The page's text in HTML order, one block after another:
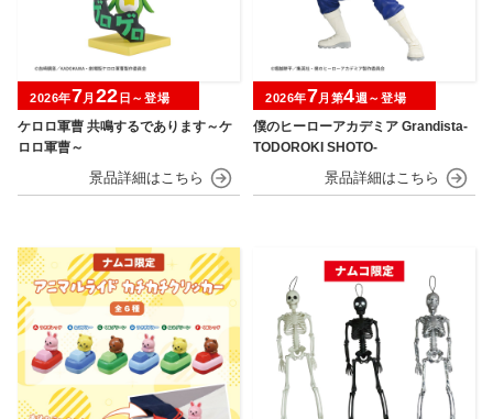
ケロロ軍曹 共鳴するであります～ケ
ロロ軍曹～
2026年7月 22 日～登場
僕のヒーローアカデミア Grandista-
TODOROKI SHOTO-
2026年7月第4週～登場